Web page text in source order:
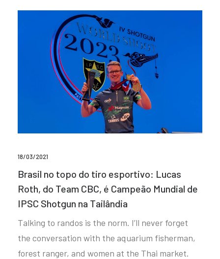
18/03/2021
Brasil no topo do tiro esportivo: Lucas
Roth, do Team CBC, é Campeão Mundial de
IPSC Shotgun na Tailândia
Talking to randos is the norm. I’ll never forget
the conversation with the aquarium fisherman,
forest ranger, and women at the Thai market.